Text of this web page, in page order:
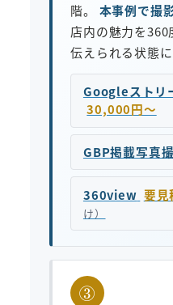
階。 本事例で撮
店内の魅力を360
伝えられる状態に
Googleストリ
30,000円〜
GBP掲載写真
360view 要見
け）
③